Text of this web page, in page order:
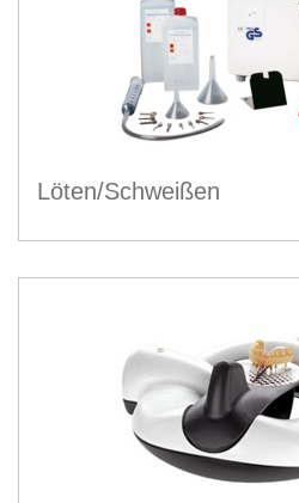
Löten/Schweißen